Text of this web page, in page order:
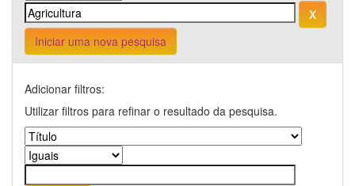
Iniciar uma nova pesquisa
Adicionar filtros:
Utilizar filtros para refinar o resultado da pesquisa.